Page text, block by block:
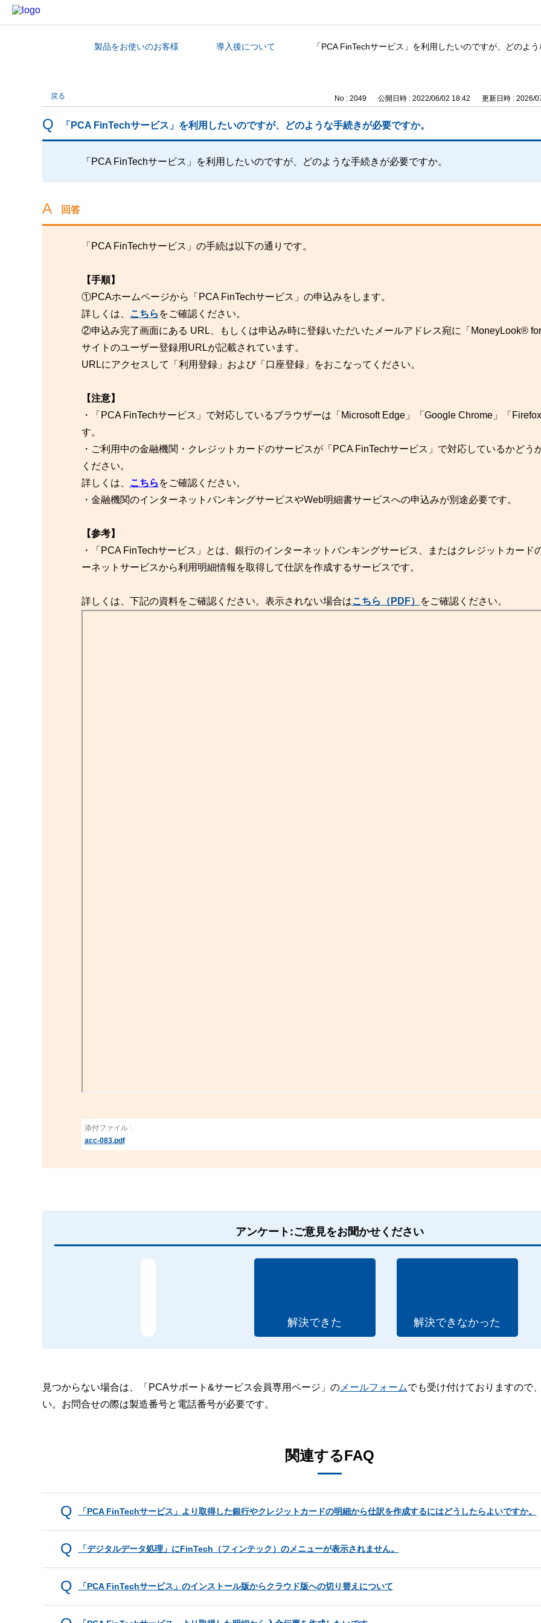
カテゴリから探す製品をお使いのお客様 導入後について 「PCA FinTechサービス」を利用したいのですが、どのよ
戻る No : 2049 公開日時 : 2022/06/02 18:42 更新日時 : 2026/
「PCA FinTechサービス」を利用したいのですが、どのような手続きが必要ですか。
「PCA FinTechサービス」を利用したいのですが、どのような手続きが必要ですか。
回答
「PCA FinTechサービス」の手続は以下の通りです。
【手順】
①PCAホームページから「PCA FinTechサービス」の申込みをします。
詳しくは、 こちら をご確認ください。
②申込み完了画面にある URL、もしくは申込み時に登録いただいたメールアドレス宛に「MoneyLook®
サイトのユーザー登録用URLが記載されています。
URLにアクセスして「利用登録」および「口座登録」をおこなってください。
【注意】
・「PCA FinTechサービス」で対応しているブラウザーは「Microsoft Edge」「Google Chrome」「
す。
・ご利用中の金融機関・クレジットカードのサービスが「PCA FinTechサービス」で対応しているかどう
ください。
詳しくは、 こちら をご確認ください。
・金融機関のインターネットバンキングサービスやWeb明細書サービスへの申込みが別途必要です。
【参考】
・「PCA FinTechサービス」とは、銀行のインターネットバンキングサービス、またはクレジットカード
ーネットサービスから利用明細情報を取得して仕訳を作成するサービスです。
詳しくは、下記の資料をご確認ください。表示されない場合はこちら（PDF） をご確認ください。
添付ファイル :
acc-083.pdf
アンケート:ご意見をお聞かせください
解決できた 解決できなかった
見つからない場合は、「PCAサポート&サービス会員専用ページ」のメールフォームでも受け付けておりますので
い。お問合せの際は製造番号と電話番号が必要です。
関連するFAQ
「PCA FinTechサービス」より取得した銀行やクレジットカードの明細から仕訳を作成するにはどうしたらよいですか。
「デジタルデータ処理」にFinTech（フィンテック）のメニューが表示されません。
「PCA FinTechサービス」のインストール版からクラウド版への切り替えについて